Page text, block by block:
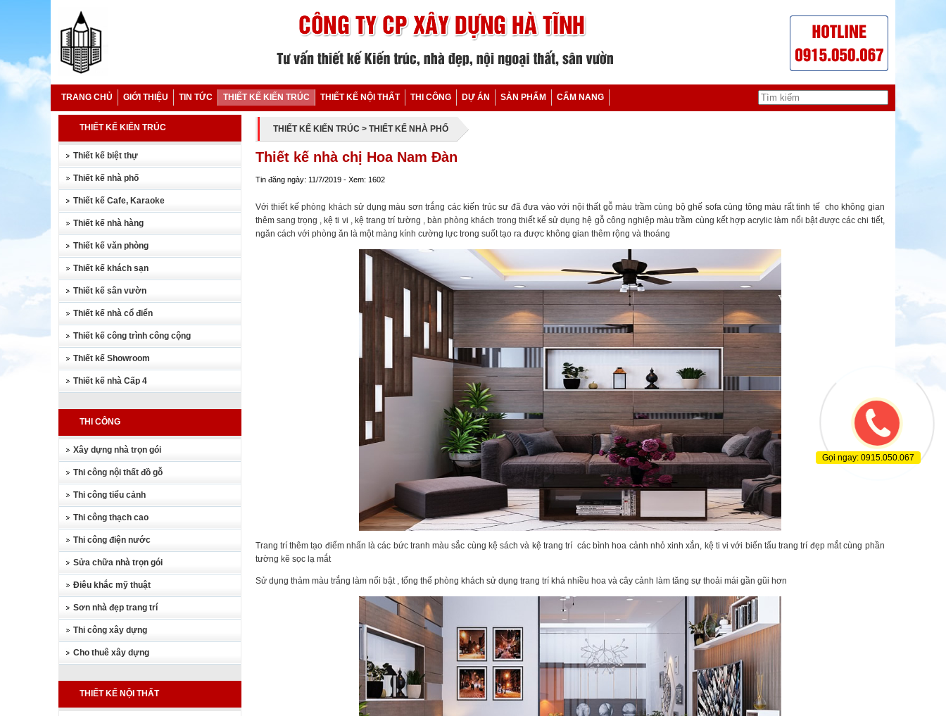
TRANG CHỦ GIỚI THIỆU TIN TỨC THIẾT KẾ KIẾN TRÚC THIẾT KẾ NỘI THẤT THI CÔNG DỰ ÁN SẢN PHẨM CẨM NANG
THIẾT KẾ KIẾN TRÚC
Thiết kế biệt thự
Thiết kế nhà phố
Thiết kế Cafe, Karaoke
Thiết kế nhà hàng
Thiết kế văn phòng
Thiết kế khách sạn
Thiết kế sân vườn
Thiết kế nhà cổ điển
Thiết kế công trình công cộng
Thiết kế Showroom
Thiết kế nhà Cấp 4
THI CÔNG
Xây dựng nhà trọn gói
Thi công nội thất đồ gỗ
Thi công tiểu cảnh
Thi công thạch cao
Thi công điện nước
Sửa chữa nhà trọn gói
Điêu khắc mỹ thuật
Sơn nhà đẹp trang trí
Thi công xây dựng
Cho thuê xây dựng
THIẾT KẾ NỘI THẤT
THIẾT KẾ KIẾN TRÚC > THIẾT KẾ NHÀ PHỐ
Thiết kế nhà chị Hoa Nam Đàn
Tin đăng ngày: 11/7/2019 - Xem: 1602
Với thiết kế phòng khách sử dụng màu sơn trắng các kiến trúc sư đã đưa vào với nội thất gỗ màu trầm cùng bộ ghế sofa cùng tông màu rất tinh tế cho không gian
thêm sang trọng , kệ ti vi , kệ trang trí tường , bàn phòng khách trong thiết kế sử dụng hệ gỗ công nghiệp màu trầm cùng kết hợp acrylic làm nổi bật được các chi tiết,
ngăn cách với phòng ăn là một màng kính cường lực trong suốt tạo ra được không gian thêm rộng và thoáng
Trang trí thêm tạo điểm nhấn là các bức tranh màu sắc cùng kệ sách và kệ trang trí các bình hoa cảnh nhỏ xinh xắn, kệ ti vi với biến tấu trang trí đẹp mắt cùng phần
tường kẽ sọc lạ mắt
Sử dụng thảm màu trắng làm nổi bật , tổng thể phòng khách sử dụng trang trí khá nhiều hoa và cây cảnh làm tăng sự thoải mái gần gũi hơn
Gọi ngay: 0915.050.067